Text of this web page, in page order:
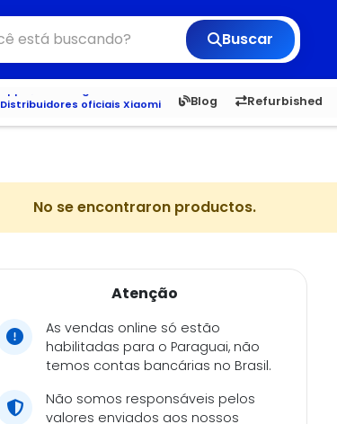
Buscar
Distribuidores oficiais Xiaomi
Blog Refurbished
6,050 5.22 1,900
No se encontraron productos.
Atenção
As vendas online só estão
habilitadas para o Paraguai, não
temos contas bancárias no Brasil.
Não somos responsáveis pelos
valores enviados aos nossos